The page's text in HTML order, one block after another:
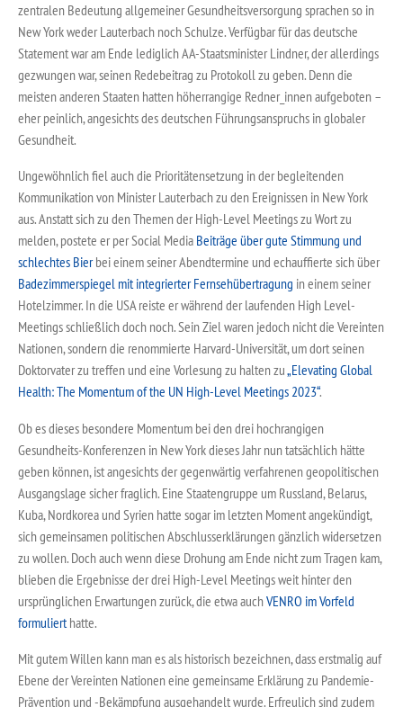
zentralen Bedeutung allgemeiner Gesundheitsversorgung sprachen so in
New York weder Lauterbach noch Schulze. Verfügbar für das deutsche
Statement war am Ende lediglich AA-Staatsminister Lindner, der allerdings
gezwungen war, seinen Redebeitrag zu Protokoll zu geben. Denn die
meisten anderen Staaten hatten höherrangige Redner_innen aufgeboten –
eher peinlich, angesichts des deutschen Führungsanspruchs in globaler
Gesundheit.
Ungewöhnlich fiel auch die Prioritätensetzung in der begleitenden
Kommunikation von Minister Lauterbach zu den Ereignissen in New York
aus. Anstatt sich zu den Themen der High-Level Meetings zu Wort zu
melden, postete er per Social Media Beiträge über gute Stimmung und
schlechtes Bierbei einem seiner Abendtermine und echauffierte sich über
Badezimmerspiegel mit integrierter Fernsehübertragung in einem seiner
Hotelzimmer. In die USA reiste er während der laufenden High Level-
Meetings schließlich doch noch. Sein Ziel waren jedoch nicht die Vereinten
Nationen, sondern die renommierte Harvard-Universität, um dort seinen
Doktorvater zu treffen und eine Vorlesung zu halten zu„Elevating Global
Health: The Momentum of the UN High-Level Meetings 2023“.
Ob es dieses besondere Momentum bei den drei hochrangigen
Gesundheits-Konferenzen in New York dieses Jahr nun tatsächlich hätte
geben können, ist angesichts der gegenwärtig verfahrenen geopolitischen
Ausgangslage sicher fraglich. Eine Staatengruppe um Russland, Belarus,
Kuba, Nordkorea und Syrien hatte sogar im letzten Moment angekündigt,
sich gemeinsamen politischen Abschlusserklärungen gänzlich widersetzen
zu wollen. Doch auch wenn diese Drohung am Ende nicht zum Tragen kam,
blieben die Ergebnisse der drei High-Level Meetings weit hinter den
ursprünglichen Erwartungen zurück, die etwa auchVENRO im Vorfeld
formuliert hatte.
Mit gutem Willen kann man es als historisch bezeichnen, dass erstmalig auf
Ebene der Vereinten Nationen eine gemeinsame Erklärung zu Pandemie-
Prävention und -Bekämpfung ausgehandelt wurde. Erfreulich sind zudem